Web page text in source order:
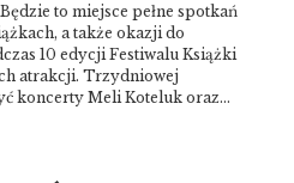
to miejsce pełne spotkań
a także okazji do
10 edycji Festiwalu Książki
atrakcji. Trzydniowej
koncerty Meli Koteluk oraz…